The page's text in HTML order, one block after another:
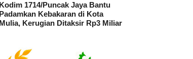
Kodim 1714/Puncak Jaya Bantu
Padamkan Kebakaran di Kota
Mulia, Kerugian Ditaksir Rp3 Miliar